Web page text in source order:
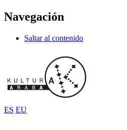
Navegación
Saltar al contenido
ES EU